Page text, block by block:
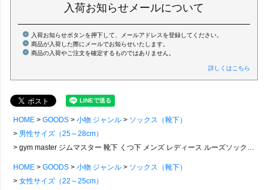
入荷お知らせメールについて
入荷お知らせボタンを押下して、メールアドレスを登録してください。
商品が入荷した際にメールでお知らせいたします。
商品の入荷やご注文を確定するものではありません。
詳しくはこちら
HOME GOODS 小物 ジャンル
ソックス（靴下）
男性サイズ（25～28cm）
gym master ジムマスター 靴下 くつ下 メンズ レディース ルーズソックス リブ 配色 覆面レスラー 刺繍 ワンポイント コットン ポリエステル 裏パイル 23-25cm 25-27cm カジュアル パティ
HOME GOODS 小物 ジャンル
ソックス（靴下）
女性サイズ（22～25cm）